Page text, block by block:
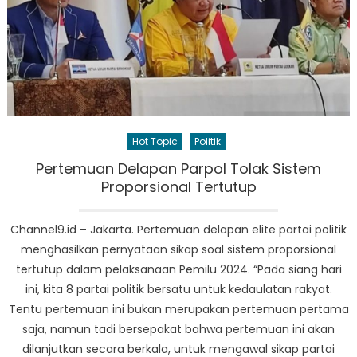
Hot Topic Politik
Pertemuan Delapan Parpol Tolak Sistem
Proporsional Tertutup
Channel9.id – Jakarta. Pertemuan delapan elite partai politik
menghasilkan pernyataan sikap soal sistem proporsional
tertutup dalam pelaksanaan Pemilu 2024. “Pada siang hari
ini, kita 8 partai politik bersatu untuk kedaulatan rakyat.
Tentu pertemuan ini bukan merupakan pertemuan pertama
saja, namun tadi bersepakat bahwa pertemuan ini akan
dilanjutkan secara berkala, untuk mengawal sikap partai